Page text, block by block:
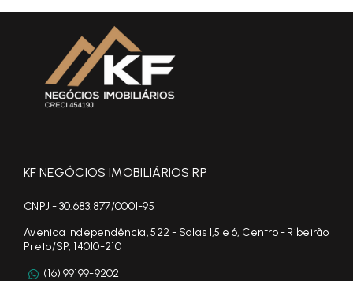
KF NEGÓCIOS IMOBILIÁRIOS RP
CNPJ - 30.683.877/0001-95
Avenida Independência, 522 - Salas 1,5 e 6, Centro - Ribeirão
Preto/SP, 14010-210
(16) 99199-9202